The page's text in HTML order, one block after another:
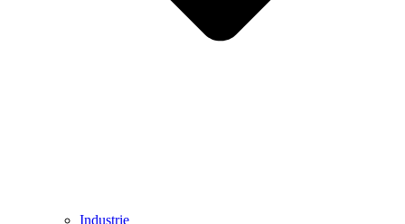
Industrie